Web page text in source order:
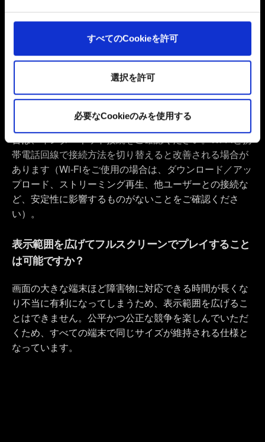
た、ソーシャルメディア上などでお客様が興味を持ちそ
うなコンテンツをお届けするために、一部のCookieをパ
これらのオプションが有効になることはありません。
細は、下記の「設定」メニューでご確認ください。
すべてのCookieを許可
選択を許可
必要なCookieのみを使用する
ランキングが空欄／ランキングが更新されません
ランキングは各プラットフォームのシステム（Androidで
はPlay ゲーム、iOSはGame Center）を使用しているた
め、オンライン接続していなければ正しく表示されませ
ん。
ランキングに何も表示されない、または更新されない場
合は、インターネット接続をご確認ください。Wi-Fiと携
帯電話回線で接続方法を切り替えると改善される場合が
あります（Wi-Fiをご使用の場合は、ダウンロード／アッ
プロード、ストリーミング再生、他ユーザーとの接続な
ど、安定性に影響するものがないことをご確認くださ
い）。
表示範囲を広げてフルスクリーンでプレイすること
は可能ですか？
画面の大きな端末ほど障害物に対応できる時間が長くな
り不当に有利になってしまうため、表示範囲を広げるこ
とはできません。公平かつ公正な競争を楽しんでいただ
くため、すべての端末で同じサイズが維持される仕様と
なっています。